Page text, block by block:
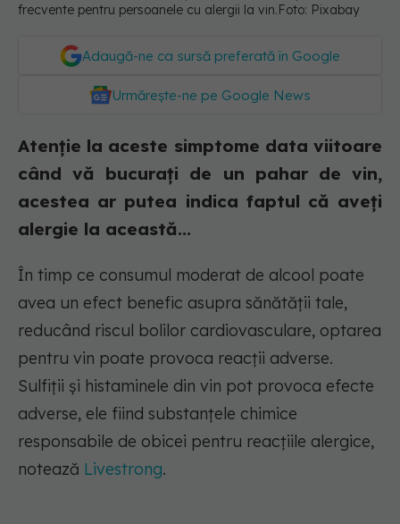
frecvente pentru persoanele cu alergii la vin.Foto: Pixabay
Adaugă-ne ca sursă preferată în Google
Urmărește-ne pe Google News
Atenție la aceste simptome data viitoare
când vă bucurați de un pahar de vin,
acestea ar putea indica faptul că aveți
alergie la această...
În timp ce consumul moderat de alcool poate
avea un efect benefic asupra sănătății tale,
reducând riscul bolilor cardiovasculare, optarea
pentru vin poate provoca reacții adverse.
Sulfiții și histaminele din vin pot provoca efecte
adverse, ele fiind substanțele chimice
responsabile de obicei pentru reacțiile alergice,
notează Livestrong.